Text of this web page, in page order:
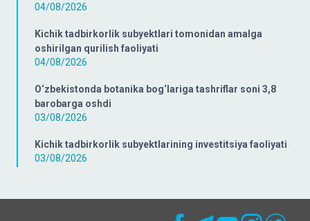
04/08/2026
Kichik tadbirkorlik subyektlari tomonidan amalga
oshirilgan qurilish faoliyati
04/08/2026
O‘zbekistonda botanika bog‘lariga tashriflar soni 3,8
barobarga oshdi
03/08/2026
Kichik tadbirkorlik subyektlarining investitsiya faoliyati
03/08/2026